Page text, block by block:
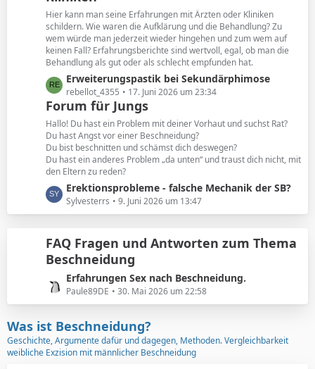
e
t
e
B
e
i
t
r
ä
g
e
Hier kann man seine Erfahrungen mit Ärzten oder Kliniken
schildern. Wie waren die Aufklärung und die Behandlung? Zu
wem würde man jederzeit wieder hingehen und zum wem auf
keinen Fall? Erfahrungsberichte sind wertvoll, egal, ob man die
Behandlung als gut oder als schlecht empfunden hat.
L
e
t
z
t
e
B
e
i
t
g
e
Erweiterungspastik bei Sekundärphimose
rebellot_4355 17. Juni 2026 um 23:34
Forum für Jungs
Hallo! Du hast ein Problem mit deiner Vorhaut und suchst Rat?
Du hast Angst vor einer Beschneidung?
Du bist beschnitten und schämst dich deswegen?
Du hast ein anderes Problem „da unten“ und traust dich nicht, mit
den Eltern zu reden?
L
e
t
t
e
e
r
ä
g
Erektionsprobleme - falsche Mechanik der SB?
Sylvesterrs 9. Juni 2026 um 13:47
FAQ Fragen und Antworten zum Thema
Beschneidung
L
e
t
z
t
e
Erfahrungen Sex nach Beschneidung.
Paule89DE 30. Mai 2026 um 22:58
Was ist Beschneidung?
Geschichte, Argumente dafür und dagegen, Methoden. Vergleichbarkeit
weibliche Exzision mit männlicher Beschneidung